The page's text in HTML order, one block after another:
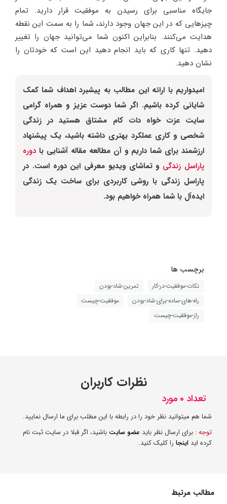
جایگاه مناسبی برای رسیدن به موفقیت قرار دارید. تمام
چیزهایی که در این جهان وجود دارند، شما را به سمت این نقطه
هدایت می‌کنند. بنابراین اکنون شما می‌توانید جهان را تغییر
دهید. تنها کاری که باید انجام دهید این است که خودتان را
نشان دهید.
امیدواریم با ارائه این مطالب به پیشبرد اهداف شما کمک
شایانی کرده باشیم. اگر شما دوست عزیز و همراه گرامی
سایت عزت خواه دات کام مشتاق هستید در زندگی
شخصی و کاری عملکرد بهتری داشته باشید، یک پیشنهاد
ارزشمند برای شما داریم و آن مطالعه مقاله آشنایی با دوره
پاراسل زندگی و تماشای ویدیو معرفی این دوره است. در
پاراسل زندگی با روشی کاربردی برای ساخت یک زندگی
ایده‌آل با شما همراه خواهیم بود.
برچسب ها
نکات-موفقیت-در-کار
تمرین-شاد-بودن
راه-های-ساده-برای-شاد-بودن
موفقیت-چیست
راز-موفقیت-چیست
نظرات کاربران
تعداد 0 مورد
شما هم میتوانید نظر خود را در رابطه با این مطلب برای ما ارسال نمایید.
توجه : برای ارسال نظر باید عضو سایت باشید، اگر قبلا در سایت ثبت نام
کرده اید اینجا را کلیک کنید.
مطالب مرتبط